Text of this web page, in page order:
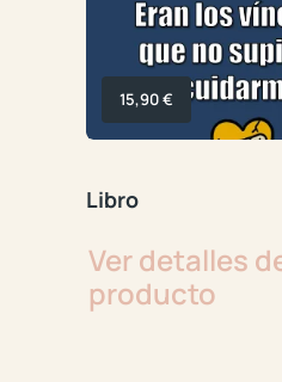
15,90€
Libro
Ver detalles
producto